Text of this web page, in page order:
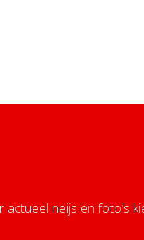
actueel neijs en foto’s